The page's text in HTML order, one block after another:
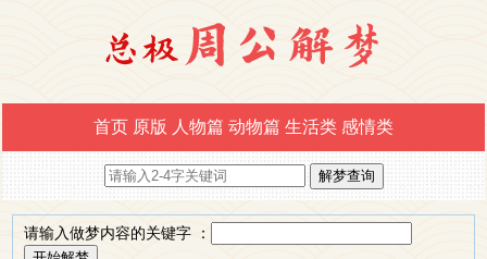
首页 原版 人物篇 动物篇 生活类 感情类
请输入做梦内容的关键字 ：